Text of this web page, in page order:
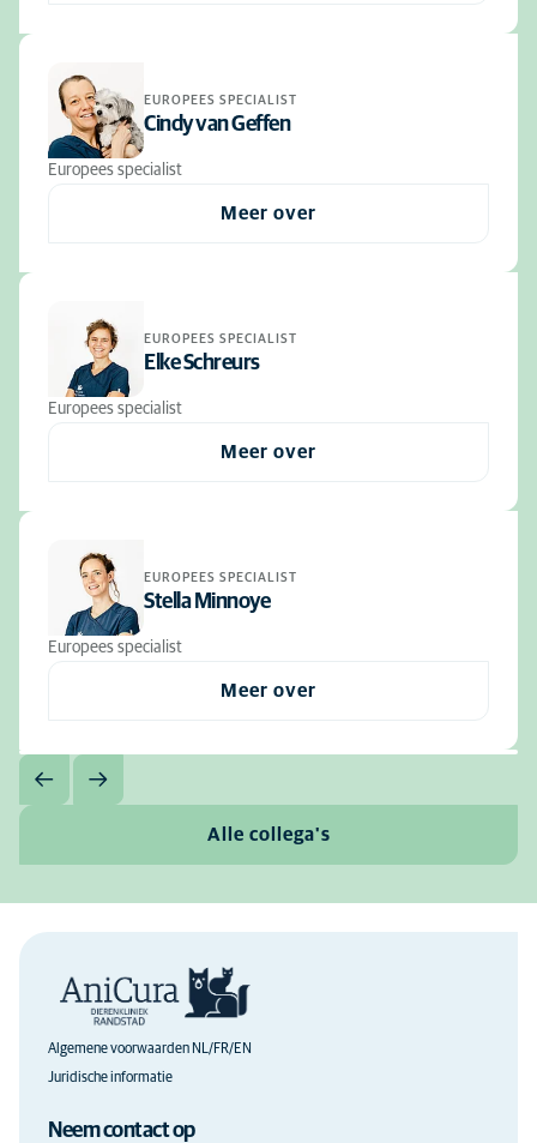
EUROPEES SPECIALIST
Cindy van Geffen
Europees specialist
Meer over
EUROPEES SPECIALIST
Elke Schreurs
Europees specialist
Meer over
EUROPEES SPECIALIST
Stella Minnoye
Europees specialist
Meer over
Alle collega's
Algemene voorwaarden NL/FR/EN
Juridische informatie
Neem contact op